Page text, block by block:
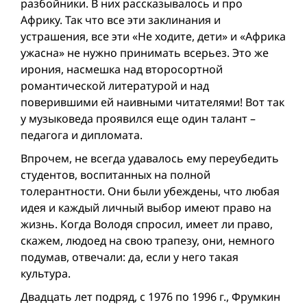
разбойники. В них рассказывалось и про
Африку. Так что все эти заклинания и
устрашения, все эти «Не ходите, дети» и «Африка
ужасна» не нужно принимать всерьез. Это же
ирония, насмешка над второсортной
романтической литературой и над
поверившими ей наивными читателями! Вот так
у музыковеда проявился еще один талант –
педагога и дипломата.
Впрочем, не всегда удавалось ему переубедить
студентов, воспитанных на полной
толерантности. Они были убеждены, что любая
идея и каждый личный выбор имеют право на
жизнь. Когда Володя спросил, имеет ли право,
скажем, людоед на свою трапезу, они, немного
подумав, отвечали: да, если у него такая
культура.
Двадцать лет подряд, с 1976 по 1996 г., Фрумкин